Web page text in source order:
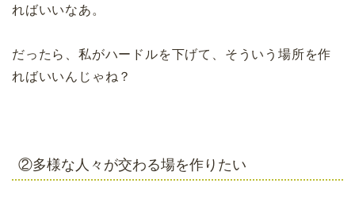
ればいいなあ。
だったら、私がハードルを下げて、そういう場所を作
ればいいんじゃね？
②多様な人々が交わる場を作りたい